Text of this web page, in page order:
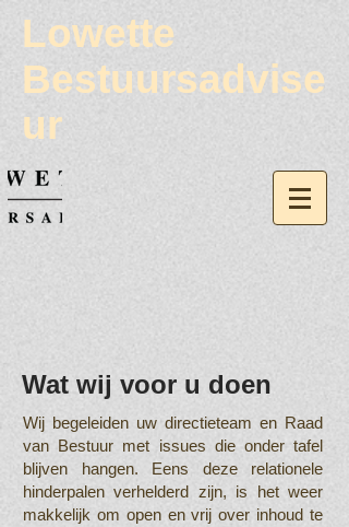
Lowette
Bestuursadvise
ur
Wat wij voor u doen
Wij begeleiden uw directieteam en Raad
van Bestuur met issues die onder tafel
blijven hangen. Eens deze relationele
hinderpalen verhelderd zijn, is het weer
makkelijk om open en vrij over inhoud te